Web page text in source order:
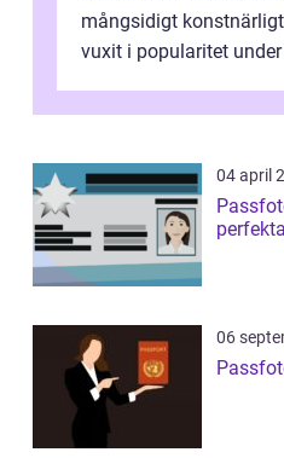
mångsidigt
vuxit i popularitet
04 april
06